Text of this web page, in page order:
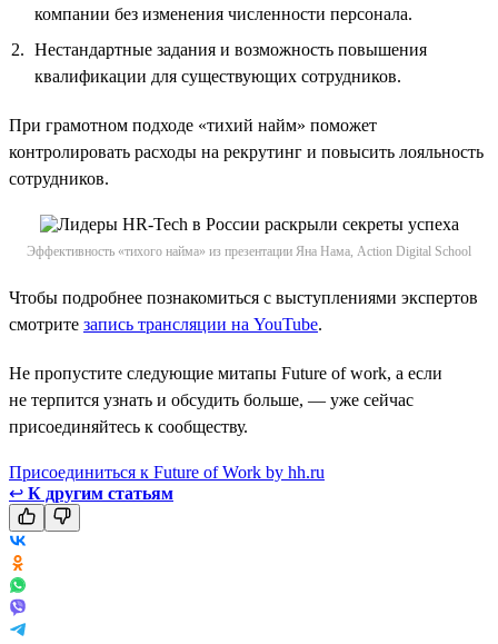
компании без изменения численности персонала.
Нестандартные задания и возможность повышения
квалификации для существующих сотрудников.
При грамотном подходе «тихий найм» поможет
контролировать расходы на рекрутинг и повысить лояльность
сотрудников.
Эффективность «тихого найма» из презентации Яна Нама, Action Digital School
Чтобы подробнее познакомиться с выступлениями экспертов
смотрите запись трансляции на YouTube.
Не пропустите следующие митапы Future of work, а если
не терпится узнать и обсудить больше, — уже сейчас
присоединяйтесь к сообществу.
Присоединиться к Future of Work by hh.ru
↩ К другим статьям